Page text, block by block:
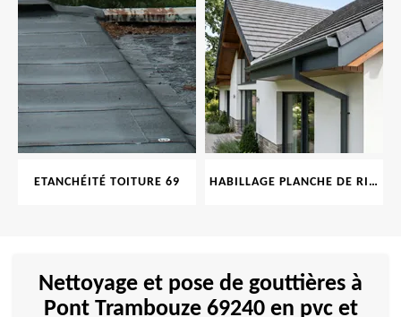
ETANCHÉITÉ TOITURE 69 HABILLAGE PLANCHE DE RIVE 69
Nettoyage et pose de gouttières à
Pont Trambouze 69240 en pvc et